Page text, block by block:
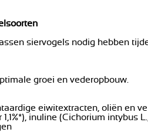
siervogels nodig hebben
groei en vederopbouw.
eiwitextracten, oliën en
1,1%*), inuline (Cichorium